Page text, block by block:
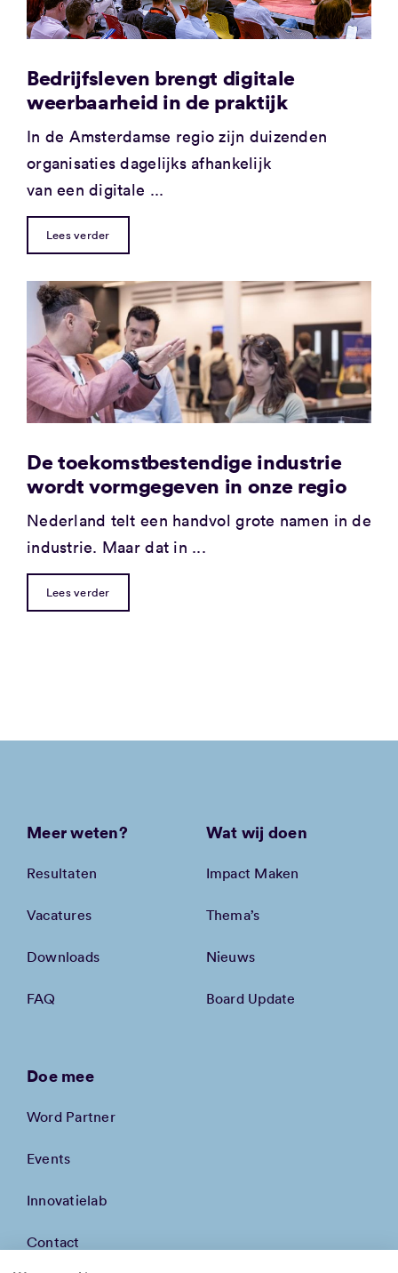
Bedrijfsleven brengt digitale
weerbaarheid in de praktijk
In de Amsterdamse regio zijn duizenden
organisaties dagelijks afhankelijk
van een digitale ...
Lees verder
De toekomstbestendige industrie
wordt vormgegeven in onze regio
Nederland telt een handvol grote namen in de
industrie. Maar dat in ...
Lees verder
Meer weten?
Resultaten
Vacatures
Downloads
FAQ
Wat wij doen
Impact Maken
Thema’s
Nieuws
Board Update
Doe mee
Word Partner
Events
Innovatielab
Contact